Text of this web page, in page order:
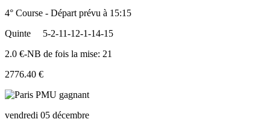
4° Course - Départ prévu à 15:15
Quinte
5-2-11-12-1-14-15
2.0 €-NB de fois la mise: 21
2776.40 €
vendredi 05 décembre